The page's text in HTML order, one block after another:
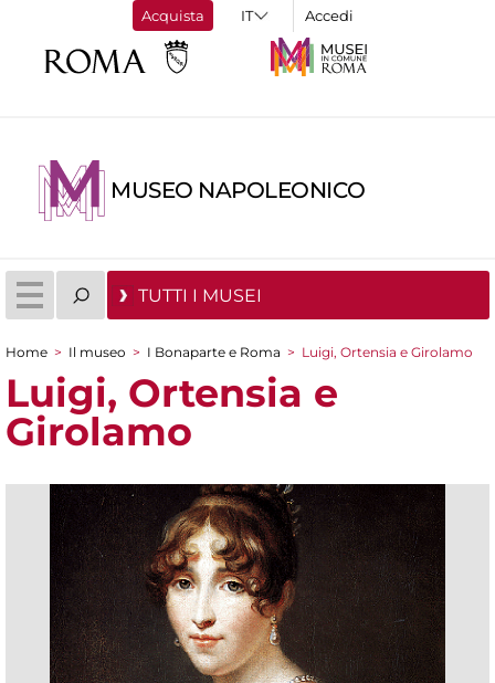
Acquista Accedi
MUSEO NAPOLEONICO
TUTTI I MUSEI
Tu sei qui
Home > Il museo > I Bonaparte e Roma > Luigi, Ortensia e Girolamo
Luigi, Ortensia e
Girolamo